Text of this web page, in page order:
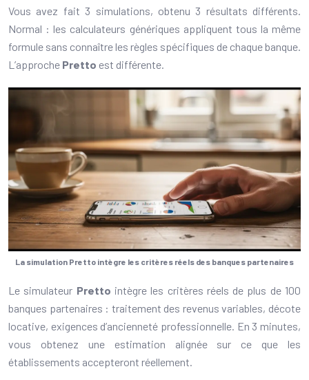
Vous avez fait 3 simulations, obtenu 3 résultats différents.
Normal : les calculateurs génériques appliquent tous la même
formule sans connaître les règles spécifiques de chaque banque.
L’approche Pretto est différente.
La simulation Pretto intègre les critères réels des banques partenaires
Le simulateur Pretto intègre les critères réels de plus de 100
banques partenaires : traitement des revenus variables, décote
locative, exigences d’ancienneté professionnelle. En 3 minutes,
vous obtenez une estimation alignée sur ce que les
établissements accepteront réellement.